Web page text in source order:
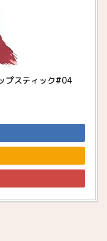
プスティック#04